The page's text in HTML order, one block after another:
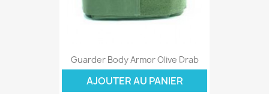
Guarder Body Armor Olive Drab
AJOUTER AU PANIER